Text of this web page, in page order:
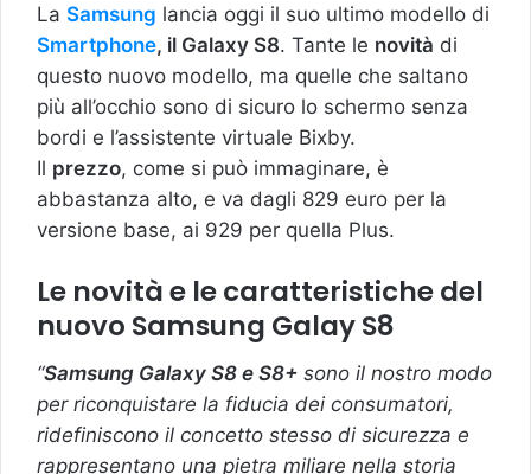
La Samsung lancia oggi il suo ultimo modello di
Smartphone, il Galaxy S8. Tante le novità di
questo nuovo modello, ma quelle che saltano
più all’occhio sono di sicuro lo schermo senza
bordi e l’assistente virtuale Bixby.
Il prezzo, come si può immaginare, è
abbastanza alto, e va dagli 829 euro per la
versione base, ai 929 per quella Plus.
Le novità e le caratteristiche del
nuovo Samsung Galay S8
“Samsung Galaxy S8 e S8+ sono il nostro modo
per riconquistare la fiducia dei consumatori,
ridefiniscono il concetto stesso di sicurezza e
rappresentano una pietra miliare nella storia